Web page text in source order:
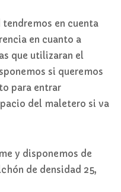
en cuenta
en cuanto a
que utilizaran el
si queremos
para entrar
del maletero si va
y disponemos de
de densidad 25,